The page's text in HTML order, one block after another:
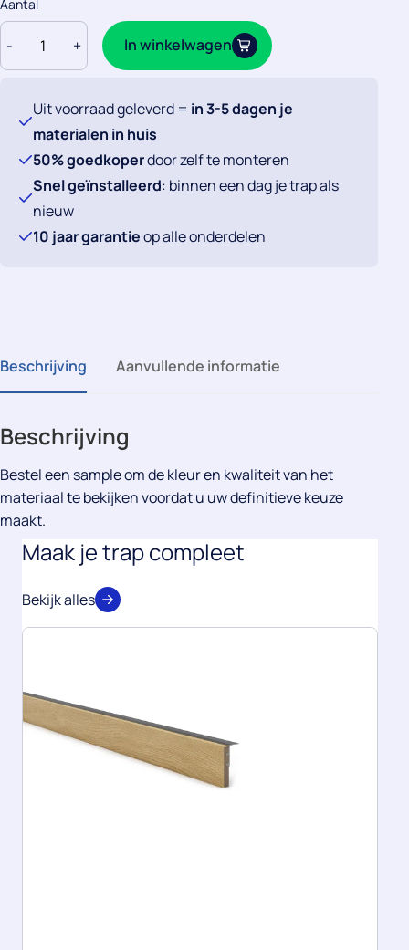
Beschrijving Aanvullende informatie
Beschrijving
Bestel een sample om de kleur en kwaliteit van het
materiaal te bekijken voordat u uw definitieve keuze
maakt.
Aantal
-
Nougat
Oak
aantal
+ In winkelwagen
Uit voorraad geleverd = in 3-5 dagen je
materialen in huis
50% goedkoperdoor zelf te monteren
Snel geïnstalleerd: binnen een dag je trap als
nieuw
10 jaar garantieop alle onderdelen
Maak je trap compleet
Bekijk alles